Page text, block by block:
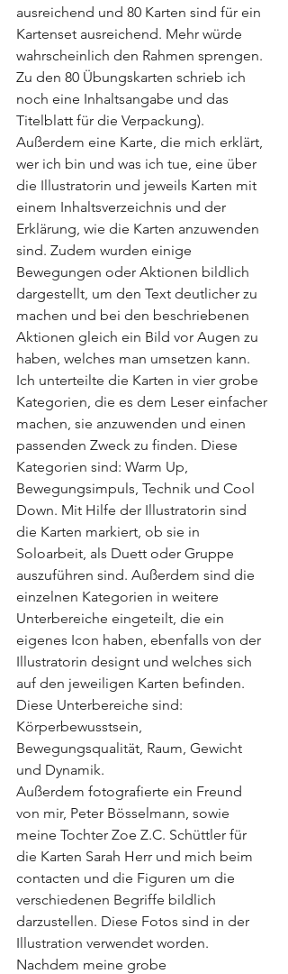
ausreichend und 80 Karten sind für ein
Kartenset ausreichend. Mehr würde
wahrscheinlich den Rahmen sprengen.
Zu den 80 Übungskarten schrieb ich
noch eine Inhaltsangabe und das
Titelblatt für die Verpackung).
Außerdem eine Karte, die mich erklärt,
wer ich bin und was ich tue, eine über
die Illustratorin und jeweils Karten mit
einem Inhaltsverzeichnis und der
Erklärung, wie die Karten anzuwenden
sind. Zudem wurden einige
Bewegungen oder Aktionen bildlich
dargestellt, um den Text deutlicher zu
machen und bei den beschriebenen
Aktionen gleich ein Bild vor Augen zu
haben, welches man umsetzen kann.
Ich unterteilte die Karten in vier grobe
Kategorien, die es dem Leser einfacher
machen, sie anzuwenden und einen
passenden Zweck zu finden. Diese
Kategorien sind: Warm Up,
Bewegungsimpuls, Technik und Cool
Down. Mit Hilfe der Illustratorin sind
die Karten markiert, ob sie in
Soloarbeit, als Duett oder Gruppe
auszuführen sind. Außerdem sind die
einzelnen Kategorien in weitere
Unterbereiche eingeteilt, die ein
eigenes Icon haben, ebenfalls von der
Illustratorin designt und welches sich
auf den jeweiligen Karten befinden.
Diese Unterbereiche sind:
Körperbewusstsein,
Bewegungsqualität, Raum, Gewicht
und Dynamik.
Außerdem fotografierte ein Freund
von mir, Peter Bösselmann, sowie
meine Tochter Zoe Z.C. Schüttler für
die Karten Sarah Herr und mich beim
contacten und die Figuren um die
verschiedenen Begriffe bildlich
darzustellen. Diese Fotos sind in der
Illustration verwendet worden.
Nachdem meine grobe